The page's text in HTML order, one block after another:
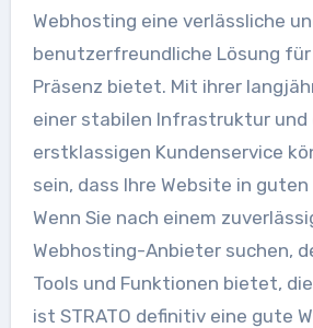
Webhosting eine verlässliche
benutzerfreundliche Lösung für
Präsenz bietet. Mit ihrer
einer stabilen Infrastruktur und
erstklassigen Kundenservice
sein, dass Ihre Website in
Wenn Sie nach einem
Webhosting-Anbieter suchen,
Tools und Funktionen bietet,
ist STRATO definitiv eine gute